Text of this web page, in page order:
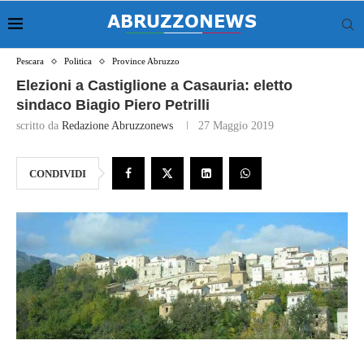
Pescara Politica Province Abruzzo
Elezioni a Castiglione a Casauria: eletto
sindaco Biagio Piero Petrilli
scritto da Redazione Abruzzonews 27 Maggio 2019
CONDIVIDI